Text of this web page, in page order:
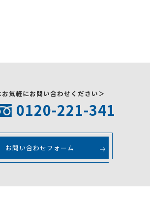
お気軽にお問い合わせください＞
0120-221-341
お問い合わせフォーム